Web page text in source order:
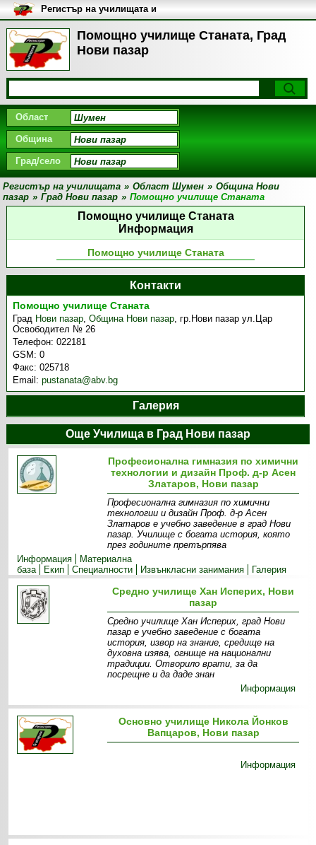
Помощно училище Станата, Град
Нови пазар
Регистър на училищата и
университетите в България
Област
Община
Град/село
Регистър на училищата » Област Шумен » Община Нови
пазар » Град Нови пазар » Помощно училище Станата
Помощно училище Станата
Информация
Помощно училище Станата
Контакти
Помощно училище Станата
Град Нови пазар,Община Нови пазар,гр.Нови пазар ул.Цар
Освободител № 26
Телефон:022181
GSM:0
Факс:025718
Email:pustanata@abv.bg
Галерия
Още Училища в Град Нови пазар
Професионална гимназия по химични
технологии и дизайн Проф. д-р Асен
Златаров, Нови пазар
Професионална гимназия по химични
технологии и дизайн Проф. д-р Асен
Златаров е учебно заведение в град Нови
пазар. Училище с богата история, която
през годините претърпява
Информация
Материална
база
Екип Специалности Извънкласни занимания Галерия
Средно училище Хан Исперих, Нови
пазар
Средно училище Хан Исперих, град Нови
пазар е учебно заведение с богата
история, извор на знание, средище на
духовна изява, огнище на национални
традиции. Отворило врати, за да
посрещне и да даде знан
Информация
Основно училище Никола Йонков
Вапцаров, Нови пазар
Информация